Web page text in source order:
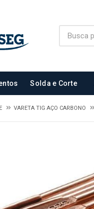
Solda e Corte
VARETA TIG AÇO CARBONO